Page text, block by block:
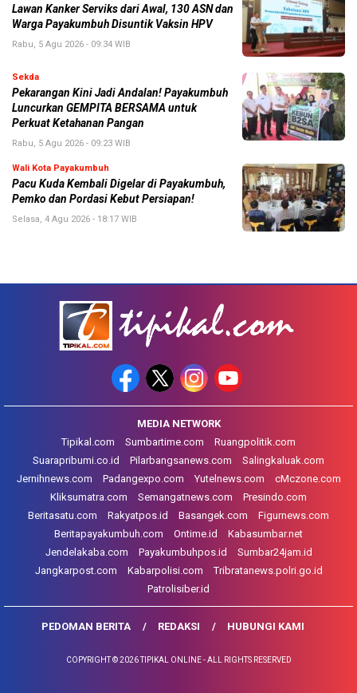
Lawan Kanker Serviks dari Awal, 130 ASN dan
Warga Payakumbuh Disuntik Vaksin HPV
Rabu, 5 Agu 2026 - 09:34 WIB
Sekda
Pekarangan Kini Jadi Andalan! Payakumbuh
Luncurkan GEMPITA BERSAMA untuk
Perkuat Ketahanan Pangan
Rabu, 5 Agu 2026 - 09:23 WIB
Wali Kota Payakumbuh
Pacu Kuda Kembali Digelar di Payakumbuh,
Pemko dan Pordasi Kebut Persiapan!
Selasa, 4 Agu 2026 - 18:17 WIB
MEDIA NETWORK
Tipikal.com
Sumbartime.com
Ruangpolitik.com
Suarapribumi.co.id
Pilarbangsanews.com
Salingkaluak.com
Jernihnews.com
Padangexpo.com Yutelnews.com
cMczone.com
Kliksumatra.com
Semangatnews.com
Presindo.com
Beritasatu.com
Rakyatpos.id Basangek.com
Figurnews.com
Beritapayakumbuh.com
Ontime.id
Kabasumbar.net
Jendelakaba.com
Payakumbuhpos.id
Sumbar24jam.id
Jangkarpost.com
Kabarpolisi.com
Tribratanews.polri.go.id
Patrolisiber.id
PEDOMAN BERITA REDAKSI HUBUNGI KAMI
COPYRIGHT © 2026 TIPIKAL ONLINE - ALL RIGHTS RESERVED